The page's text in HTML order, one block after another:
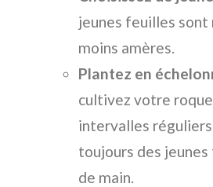
jeunes feuilles
moins amères.
Plantez en
cultivez votre
intervalles
toujours des
de main.